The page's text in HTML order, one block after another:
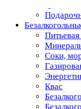
Соки,
Квас